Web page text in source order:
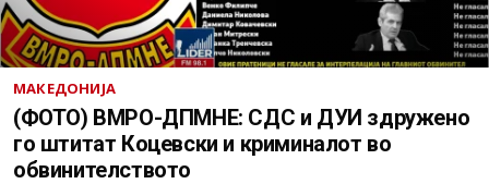
МАКЕДОНИЈА
(ФОТО) ВМРО-ДПМНЕ: СДС и ДУИ здружено
го штитат Коцевски и криминалот во
обвинителството